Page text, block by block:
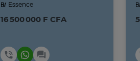
Essence
16 500 000 F CFA